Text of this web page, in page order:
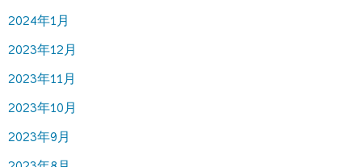
2024年1月
2023年12月
2023年11月
2023年10月
2023年9月